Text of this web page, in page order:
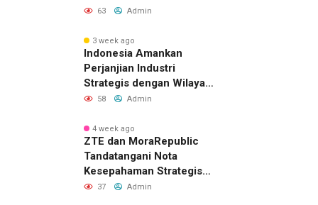
63 Admin
3 week ago
Indonesia Amankan
Perjanjian Industri
Strategis dengan Wilayah
Sverdlovsk, Rusia untuk
58 Admin
4 week ago
ZTE dan MoraRepublic
Tandatangani Nota
Kesepahaman Strategis
untuk Memperluas
37 Admin